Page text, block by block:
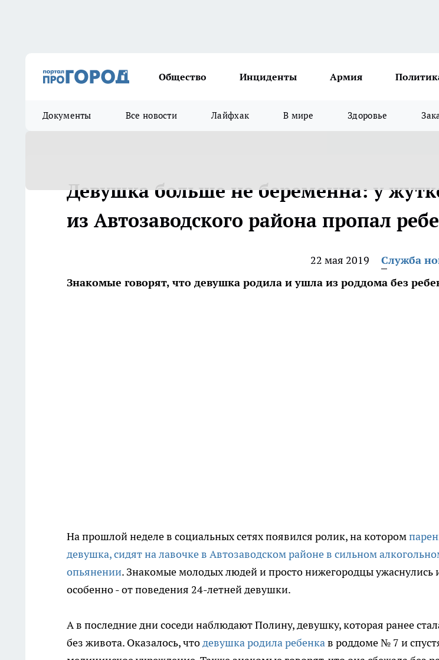
Общество Инциденты Армия
Документы Все новости Лайфхак В мире Здоровье
Девушка больше не беременна: у
из Автозаводского района пропал
22 мая 2019
Служба
Знакомые говорят, что девушка родила и ушла из роддома без
На прошлой неделе в социальных сетях появился ролик, на котором
девушка, сидят на лавочке в Автозаводском районе в сильном
опьянении. Знакомые молодых людей и просто нижегородцы ужаснулись
особенно - от поведения 24-летней девушки.
А в последние дни соседи наблюдают Полину, девушку, которая ранее
без живота. Оказалось, чтодевушка родила ребенкав роддоме № 7 и